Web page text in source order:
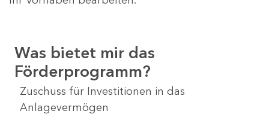
Was bietet mir das
Förderprogramm?
Zuschuss für Investitionen in das
Anlagevermögen